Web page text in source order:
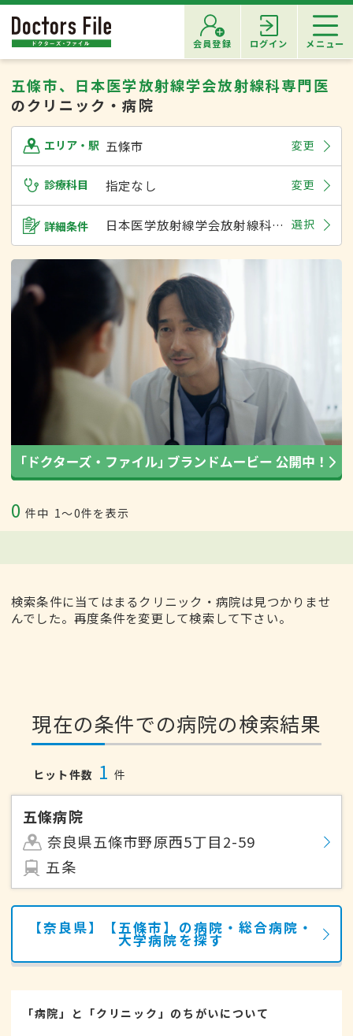
会員登録 ログイン メニュー
五條市、日本医学放射線学会放射線科専門医
のクリニック・病院
エリア・駅 五條市 変更
診療科目 指定なし 変更
詳細条件 日本医学放射線学会放射線科専門医 選択
0 件中 1〜0件を表示
検索条件に当てはまるクリニック・病院は見つかりませ
んでした。再度条件を変更して検索して下さい。
現在の条件での病院の検索結果
ヒット件数 1 件
五條病院
奈良県五條市野原西5丁目2-59
五条
【奈良県】【五條市】の病院・総合病院・
大学病院を探す
「病院」と「クリニック」のちがいについて